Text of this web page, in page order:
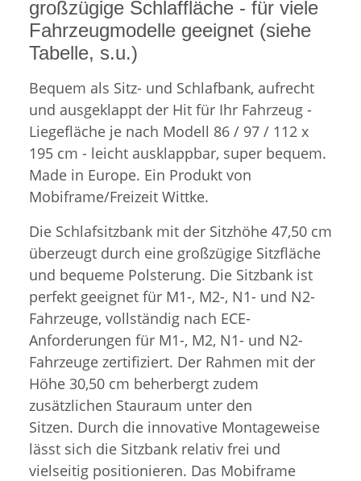
großzügige Schlaffläche - für viele
Fahrzeugmodelle geeignet (siehe
Tabelle, s.u.)
Bequem als Sitz- und Schlafbank, aufrecht
und ausgeklappt der Hit für Ihr Fahrzeug -
Liegefläche je nach Modell 86 / 97 / 112 x
195 cm - leicht ausklappbar, super bequem.
Made in Europe. Ein Produkt von
Mobiframe/Freizeit Wittke.
Die Schlafsitzbank mit der Sitzhöhe 47,50 cm
überzeugt durch eine großzügige Sitzfläche
und bequeme Polsterung. Die Sitzbank ist
perfekt geeignet für M1-, M2-, N1- und N2-
Fahrzeuge, vollständig nach ECE-
Anforderungen für M1-, M2, N1- und N2-
Fahrzeuge zertifiziert. Der Rahmen mit der
Höhe 30,50 cm beherbergt zudem
zusätzlichen Stauraum unter den
Sitzen. Durch die innovative Montageweise
lässt sich die Sitzbank relativ frei und
vielseitig positionieren. Das Mobiframe